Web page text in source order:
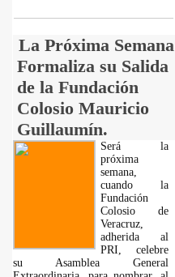
La Próxima Semana
Formaliza su Salida
de la Fundación
Colosio Mauricio
Guillaumín.
Será la
próxima
semana,
cuando la
Fundación
Colosio de
Veracruz,
adherida al
PRI, celebre
su Asamblea General